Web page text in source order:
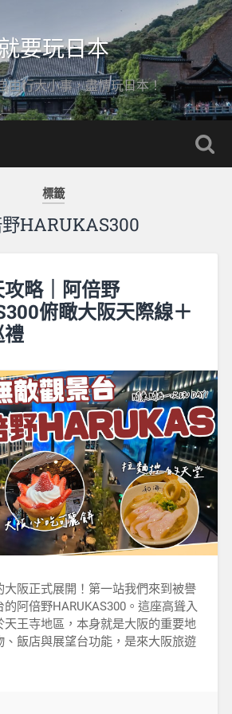
要玩日本
由行大小事，盡情玩日本！
標籤
HARUKAS300
略｜阿倍野
俯瞰大阪天際線＋
大阪正式展開！第一站我們來到被譽
阿倍野HARUKAS300。這座高聳入
天王寺地區，本身就是大阪的重要地
、飯店與展望台功能，是來大阪旅遊